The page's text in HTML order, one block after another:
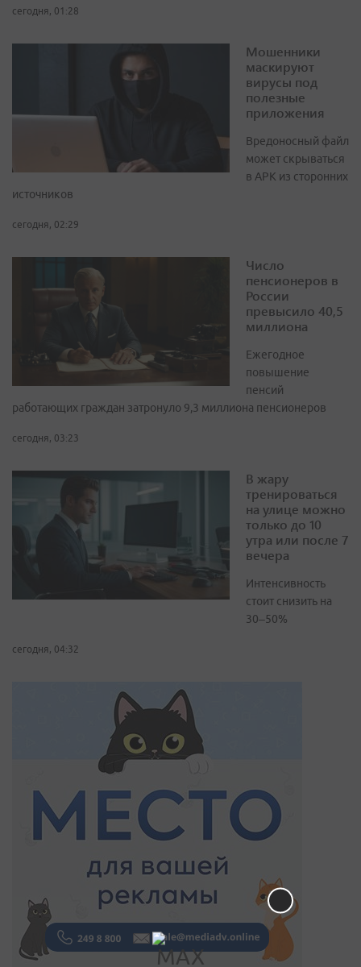
сегодня, 01:28
Мошенники
маскируют
вирусы под
полезные
приложения
Вредоносный файл
может скрываться
в APK из сторонних
источников
сегодня, 02:29
Число
пенсионеров в
России
превысило 40,5
миллиона
Ежегодное
повышение
пенсий
работающих граждан затронуло 9,3 миллиона пенсионеров
сегодня, 03:23
В жару
тренироваться
на улице можно
только до 10
утра или после 7
вечера
Интенсивность
стоит снизить на
30–50%
сегодня, 04:32